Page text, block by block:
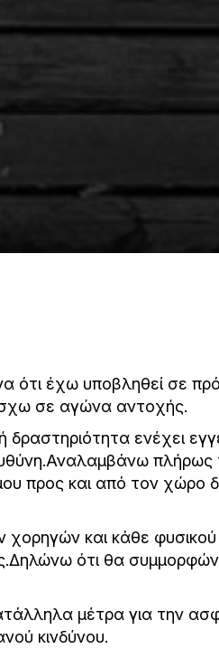
έχω υποβληθεί σε
σε αγώνα αντοχής.
ενέχει
πλήρως
προς και από τον χώρο
και κάθε
ότι θα
μέτρα για την
κινδύνου.